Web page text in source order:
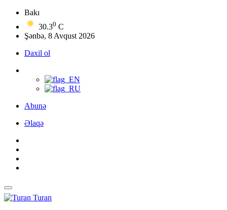
Bakı
30.30 C
Şənbə, 8 Avqust 2026
Daxil ol
Abunə
Əlaqə
Turan